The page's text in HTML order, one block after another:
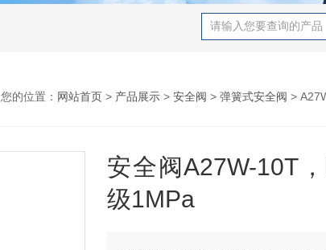
您的位置： 网站首页 > 产品展示 > 安全阀 > 弹簧式安全阀 > A27W-
安全阀A27W-10T
级1MPa